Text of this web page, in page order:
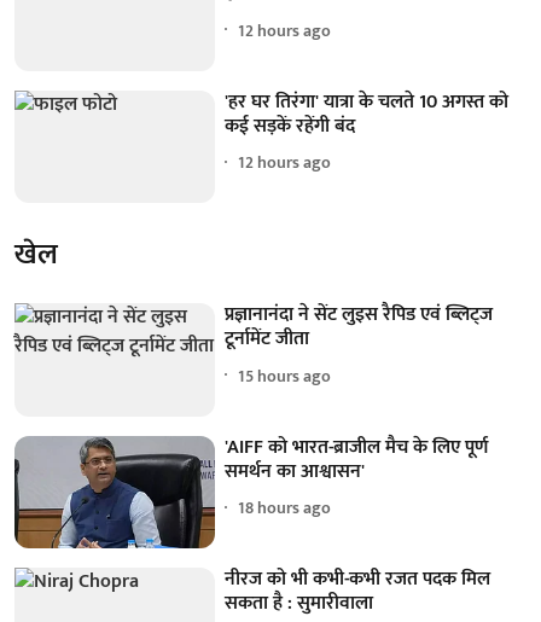
12 hours ago
'हर घर तिरंगा' यात्रा के चलते 10 अगस्त को
कई सड़कें रहेंगी बंद
12 hours ago
खेल
प्रज्ञानानंदा ने सेंट लुइस रैपिड एवं ब्लिट्ज
टूर्नामेंट जीता
15 hours ago
'AIFF को भारत-ब्राजील मैच के लिए पूर्ण
समर्थन का आश्वासन'
18 hours ago
नीरज को भी कभी-कभी रजत पदक मिल
सकता है : सुमारीवाला